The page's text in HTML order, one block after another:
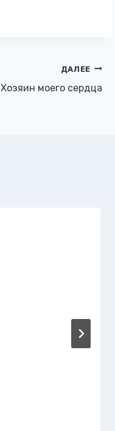
ДАЛЕЕ
Хозяин моего сердца